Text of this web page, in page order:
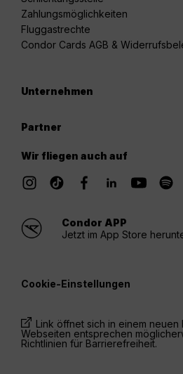
Zahlungsmöglichkeiten
Fluggastrechte
Condor Cards AGB &
Unternehmen
Partner
Wir fliegen auch auf
Condor APP
Jetzt im App Store
Cookie-Einstellungen
Link öffnet sich in einem neuen
Webseiten entsprechen
Richtlinien für Barrierefreiheit.